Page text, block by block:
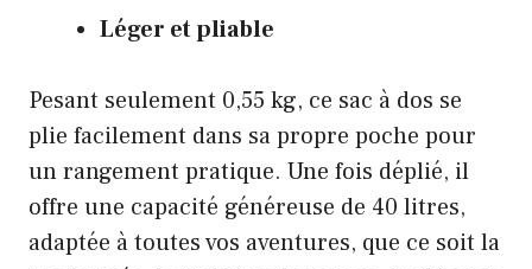
Léger et pliable
Pesant seulement 0,55 kg, ce sac à dos se
plie facilement dans sa propre poche pour
un rangement pratique. Une fois déplié, il
offre une capacité généreuse de 40 litres,
adaptée à toutes vos aventures, que ce soit la